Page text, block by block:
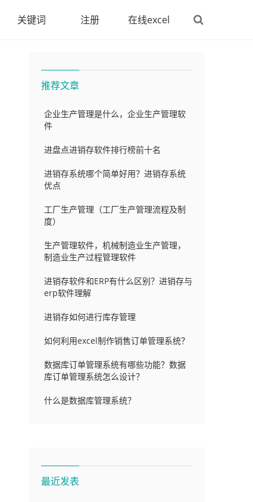
关键词 注册 在线excel
推荐文章
企业生产管理是什么，企业生产管理软
件
进盘点进销存软件排行榜前十名
进销存系统哪个简单好用？进销存系统
优点
工厂生产管理（工厂生产管理流程及制
度）
生产管理软件，机械制造业生产管理，
制造业生产过程管理软件
进销存软件和ERP有什么区别？进销存与
erp软件理解
进销存如何进行库存管理
如何利用excel制作销售订单管理系统？
数据库订单管理系统有哪些功能？数据
库订单管理系统怎么设计？
什么是数据库管理系统？
最近发表